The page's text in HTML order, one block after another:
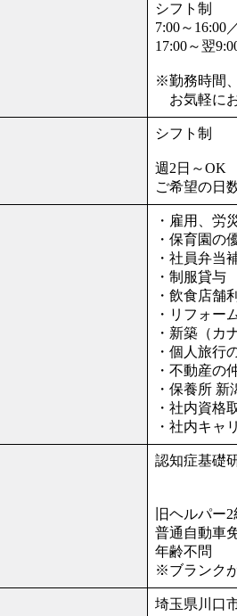
シフト制
7:00～16:00
17:00～翌
※勤務時間
お気軽に
シフト制
週2日～OK
ご希望の日
・雇用、労
・保育園の
・社員弁当
・制服貸与
・飲食店舗
・リフォー
・新築（カ
・個人旅行
・不動産の
・保養所
・社内資格
・社内キャ
認知症基礎
社内取
旧ヘルパー
普通自動車
年齢不問
※ブランク
埼玉県川口